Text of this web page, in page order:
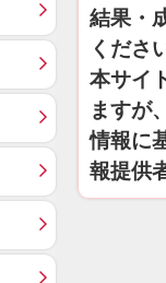
結果・
くださ
本サイ
ますが
情報に
報提供